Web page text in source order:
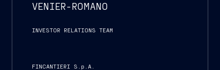
VENIER-ROMANO
INVESTOR RELATIONS TEAM
FINCANTIERI S.p.A.